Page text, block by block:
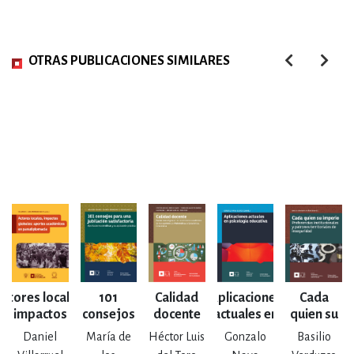
OTRAS PUBLICACIONES SIMILARES
locales,
impactos
globales:
aportes
Daniel
101
consejos
para una
jubilación
María de
Calidad
docente
Héctor Luis
Aplicaciones
actuales en
psicología
educativa
Gonzalo
Cada
quien su
imperio
Basilio